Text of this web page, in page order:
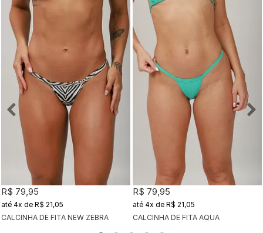
CALCINHA DE FITA NEW ZEBRA
R$ 79,95
4x de R$ 21,05
CALCINHA DE FITA AQUA
R$ 79,95
4x de R$ 21,05